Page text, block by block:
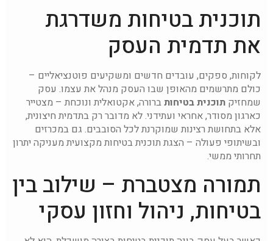
תוכנית בטיחות משדרגת
את תדמית העסק
לקוחות, ספקים, עובדים חדשים ומשקיעים פוטנציאליים –
כולם מתרשמים מהאופן שבו העסק מנהל את עצמו. עסק
שמחזיק תוכנית בטיחותברורה, אקטואלית ונוכחת – מצטייר
כארגון מסודר, אחראי ועתידני. לא מדובר רק בתדמית חיצונית,
אלא בתחושת רצינות שמוקרנת לכל הסובבים. גם במכרזים
ובשיתופי פעולה – הצגת תוכנית בטיחות מקצועית מעניקה יתרון
תחרותי ממשי.
תמורה מצטברת – שילוב בין
בטיחות, ניהול וחזון עסקי